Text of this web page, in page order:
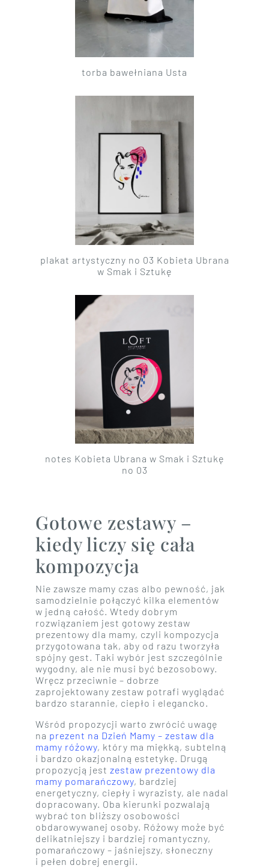
torba bawełniana Usta
plakat artystyczny no 03 Kobieta Ubrana
w Smak i Sztukę
notes Kobieta Ubrana w Smak i Sztukę
no 03
Gotowe zestawy –
kiedy liczy się cała
kompozycja
Nie zawsze mamy czas albo pewność, jak
samodzielnie połączyć kilka elementów
w jedną całość. Wtedy dobrym
rozwiązaniem jest gotowy zestaw
prezentowy dla mamy, czyli kompozycja
przygotowana tak, aby od razu tworzyła
spójny gest. Taki wybór jest szczególnie
wygodny, ale nie musi być bezosobowy.
Wręcz przeciwnie – dobrze
zaprojektowany zestaw potrafi wyglądać
bardzo starannie, ciepło i elegancko.
Wśród propozycji warto zwrócić uwagę
na prezent na Dzień Mamy – zestaw dla
mamy różowy, który ma miękką, subtelną
i bardzo okazjonalną estetykę. Drugą
propozycją jestzestaw prezentowy dla
mamy pomarańczowy, bardziej
energetyczny, ciepły i wyrazisty, ale nadal
dopracowany. Oba kierunki pozwalają
wybrać ton bliższy osobowości
obdarowywanej osoby. Różowy może być
delikatniejszy i bardziej romantyczny,
pomarańczowy – jaśniejszy, słoneczny
i pełen dobrej energii.